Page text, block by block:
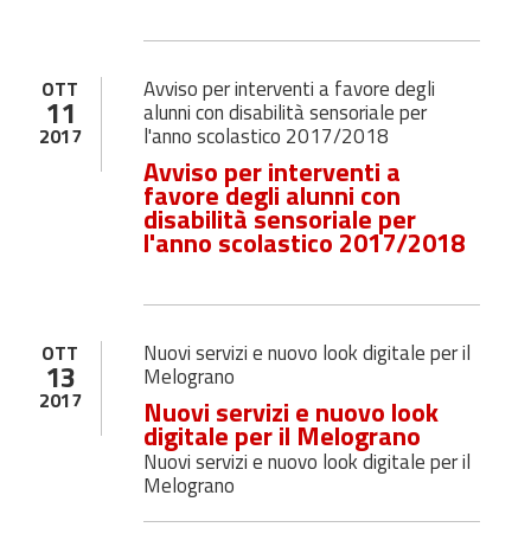
OTT
11
2017
Avviso per interventi a favore degli
alunni con disabilità sensoriale per
l'anno scolastico 2017/2018
Avviso per interventi a
favore degli alunni con
disabilità sensoriale per
l'anno scolastico 2017/2018
OTT
13
2017
Nuovi servizi e nuovo look digitale per il
Melograno
Nuovi servizi e nuovo look
digitale per il Melograno
Nuovi servizi e nuovo look digitale per il
Melograno